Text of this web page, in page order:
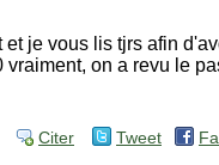
je vous lis tjrs afin
on a revu le
Citer Tweet